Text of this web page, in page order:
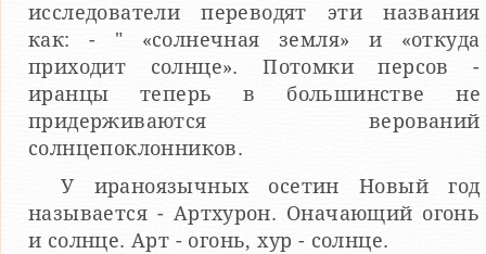
исследователи переводят эти названия
как: - " «солнечная земля» и «откуда
приходит солнце». Потомки персов -
иранцы теперь в большинстве не
придерживаются верований
солнцепоклонников.
У ираноязычных осетин Новый год
называется - Артхурон. Оначающий огонь
и солнце. Арт - огонь, хур - солнце.